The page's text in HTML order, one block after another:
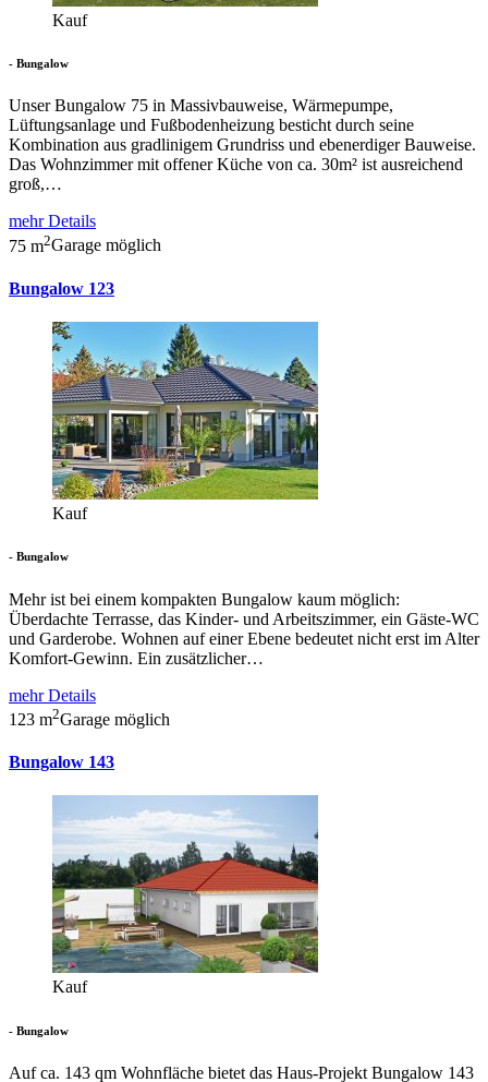
Kauf
- Bungalow
Unser Bungalow 75 in Massivbauweise, Wärmepumpe,
Lüftungsanlage und Fußbodenheizung besticht durch seine
Kombination aus gradlinigem Grundriss und ebenerdiger Bauweise.
Das Wohnzimmer mit offener Küche von ca. 30m² ist ausreichend
groß,…
mehr Details
75 m2Garage möglich
Bungalow 123
Kauf
- Bungalow
Mehr ist bei einem kompakten Bungalow kaum möglich:
Überdachte Terrasse, das Kinder- und Arbeitszimmer, ein Gäste-WC
und Garderobe. Wohnen auf einer Ebene bedeutet nicht erst im Alter
Komfort-Gewinn. Ein zusätzlicher…
mehr Details
123 m2Garage möglich
Bungalow 143
Kauf
- Bungalow
Auf ca. 143 qm Wohnfläche bietet das Haus-Projekt Bungalow 143